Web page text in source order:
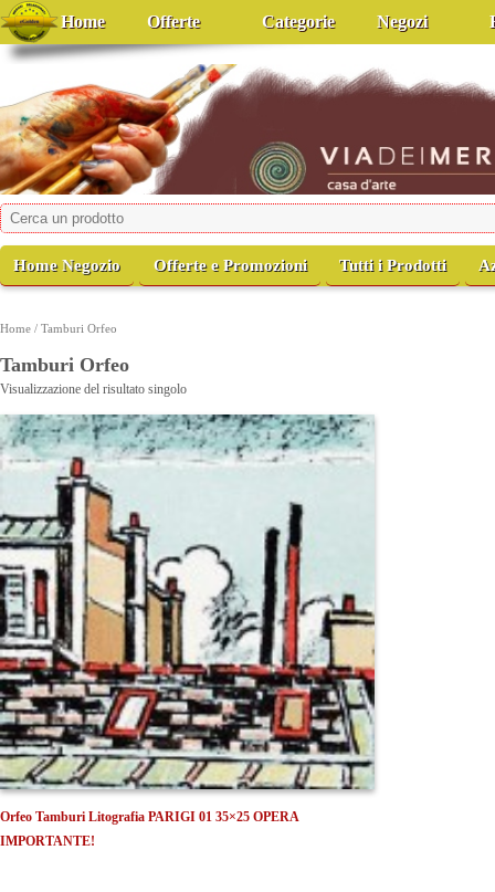
Home Offerte Categorie Negozi
viadeimercati
Casa d'Arte
Home Negozio Offerte e Promozioni Tutti i Prodotti
Home / Tamburi Orfeo
Tamburi Orfeo
Visualizzazione del risultato singolo
Orfeo Tamburi Litografia PARIGI 01 35×25 OPERA
IMPORTANTE!